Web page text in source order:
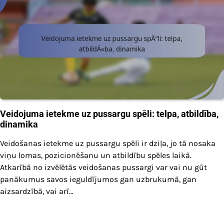
Veidojuma ietekme uz pussargu spēli: telpa, atbildība,
dinamika
Veidošanas ietekme uz pussargu spēli ir dziļa, jo tā nosaka
viņu lomas, pozicionēšanu un atbildību spēles laikā.
Atkarībā no izvēlētās veidošanas pussargi var vai nu gūt
panākumus savos ieguldījumos gan uzbrukumā, gan
aizsardzībā, vai arī…